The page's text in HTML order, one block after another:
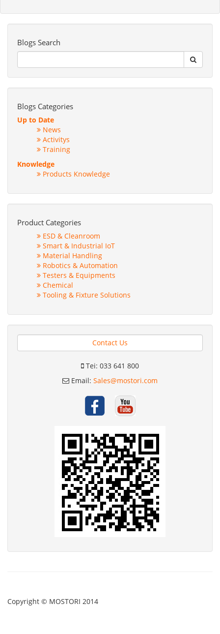
Blogs Search
Blogs Categories
Up to Date
News
Activitys
Training
Knowledge
Products Knowledge
Product Categories
ESD & Cleanroom
Smart & Industrial IoT
Material Handling
Robotics & Automation
Testers & Equipments
Chemical
Tooling & Fixture Solutions
Contact Us
Tei: 033 641 800
Email: Sales@mostori.com
Copyright © MOSTORI 2014